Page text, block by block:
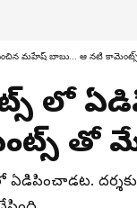
మహేష్ బాబు... ఆ నటి కామెంట్స్
లో
తో